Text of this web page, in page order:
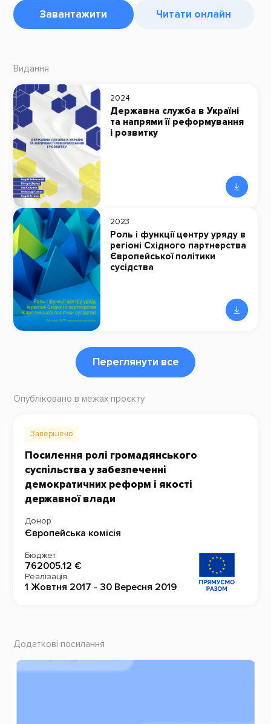
Завантажити Читати онлайн
Видання
2024
Державна служба в Україні
та напрями її реформування
і розвитку
2023
Роль і функції центру уряду в
регіоні Східного партнерства
Європейської політики
сусідства
Переглянути все
Опубліковано в межах проєкту
Завершено
Посилення ролі громадянського
суспільства у забезпеченні
демократичних реформ і якості
державної влади
Донор
Європейська комісія
Бюджет
762005.12 €
Реалізація
1 Жовтня 2017 - 30 Вересня 2019
Додаткові посилання